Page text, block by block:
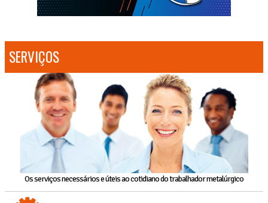
SERVIÇOS
Os serviços necessários e úteis ao cotidiano do trabalhador metalúrgico